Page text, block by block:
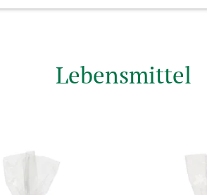
Lebensmittel